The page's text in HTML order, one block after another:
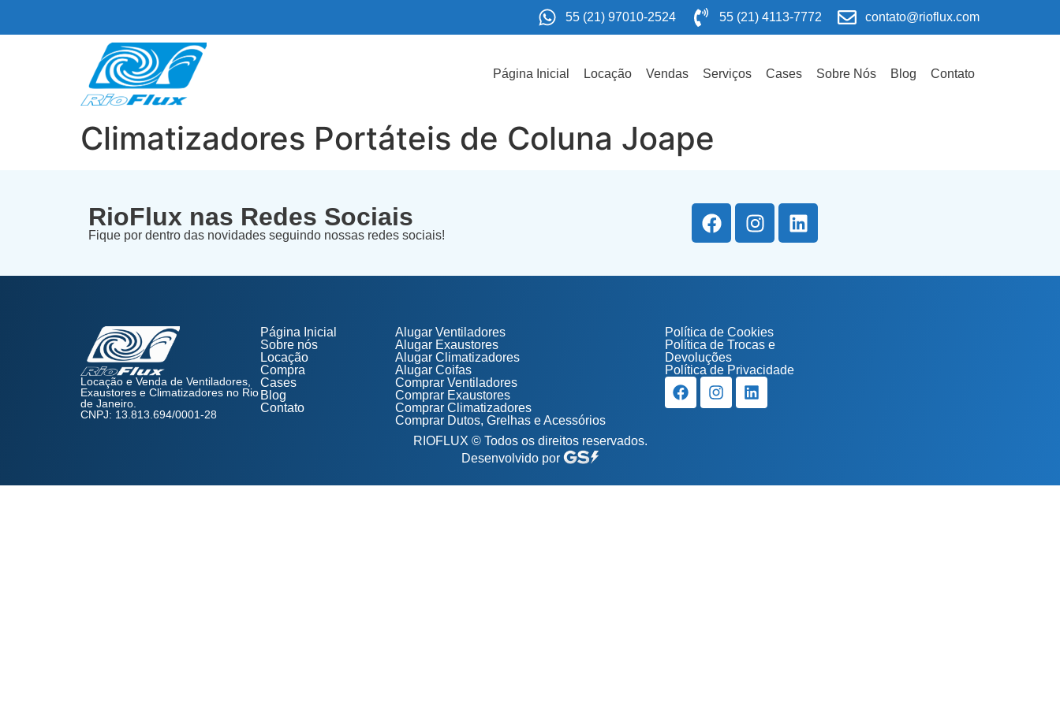
55 (21) 97010-2524 55 (21) 4113-7772 contato@rioflux.com
Página Inicial Locação Vendas Serviços Cases Sobre Nós Blog Contato
Climatizadores Portáteis de Coluna Joape
RioFlux nas Redes Sociais
Fique por dentro das novidades seguindo nossas redes sociais!
Locação e Venda de Ventiladores,
Exaustores e Climatizadores no Rio
de Janeiro.
CNPJ: 13.813.694/0001-28
Página Inicial
Sobre nós
Locação
Compra
Cases
Blog
Contato
Alugar Ventiladores
Alugar Exaustores
Alugar Climatizadores
Alugar Coifas
Comprar Ventiladores
Comprar Exaustores
Comprar Climatizadores
Comprar Dutos, Grelhas e Acessórios
Política de Cookies
Política de Trocas e
Devoluções
Política de Privacidade
RIOFLUX © Todos os direitos reservados.
Desenvolvido por